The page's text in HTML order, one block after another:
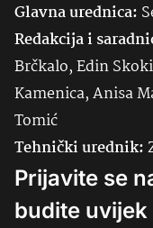
Glavna urednica:
Redakcija i
Brčkalo, Edin
Kamenica, Anisa
Tomić
Tehnički urednik:
Prijavite se
budite